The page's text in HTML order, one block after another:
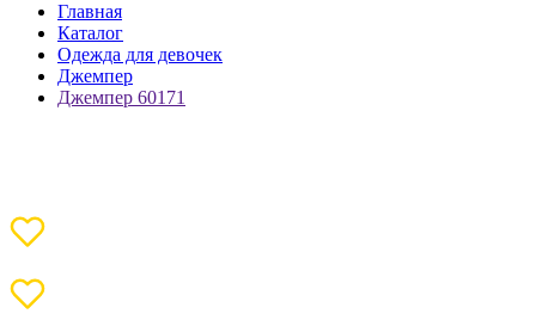
Главная
Каталог
Одежда для девочек
Джемпер
Джемпер 60171